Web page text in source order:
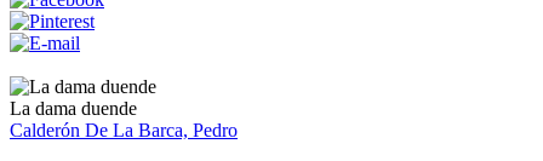
La dama duende
Calderón De La Barca, Pedro